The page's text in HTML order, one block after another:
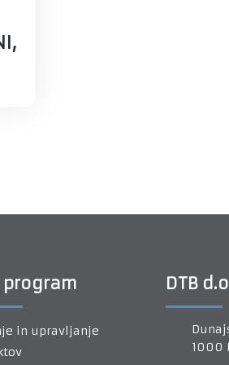
program
in upravljanje
DTB
1000